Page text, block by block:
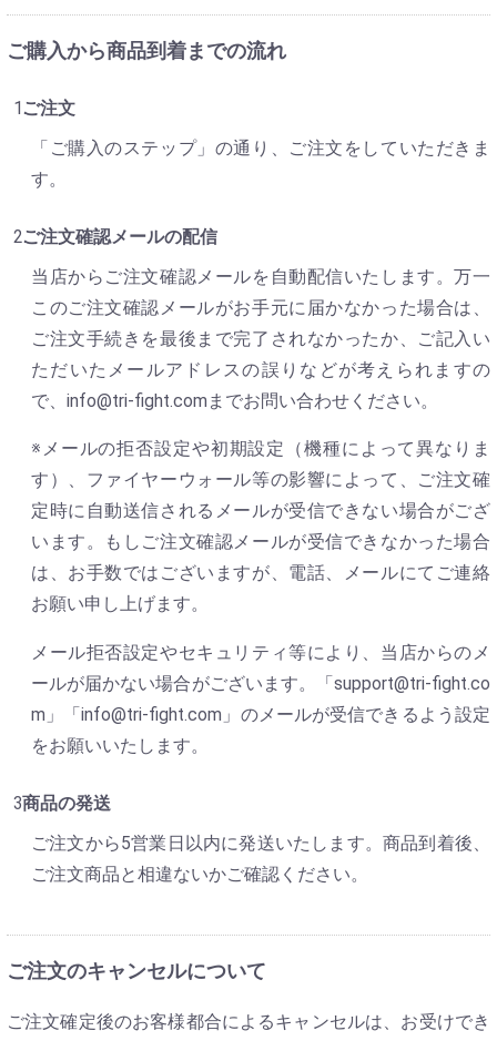
ご購入から商品到着までの流れ
ご注文
「ご購入のステップ」の通り、ご注文をしていただきま
す。
ご注文確認メールの配信
当店からご注文確認メールを自動配信いたします。万一
このご注文確認メールがお手元に届かなかった場合は、
ご注文手続きを最後まで完了されなかったか、ご記入い
ただいたメールアドレスの誤りなどが考えられますの
で、info@tri-fight.comまでお問い合わせください。
※メールの拒否設定や初期設定（機種によって異なりま
す）、ファイヤーウォール等の影響によって、ご注文確
定時に自動送信されるメールが受信できない場合がござ
います。もしご注文確認メールが受信できなかった場合
は、お手数ではございますが、電話、メールにてご連絡
お願い申し上げます。
メール拒否設定やセキュリティ等により、当店からのメ
ールが届かない場合がございます。「support@tri-fight.co
m」「info@tri-fight.com」のメールが受信できるよう設定
をお願いいたします。
商品の発送
ご注文から5営業日以内に発送いたします。商品到着後、
ご注文商品と相違ないかご確認ください。
ご注文のキャンセルについて
ご注文確定後のお客様都合によるキャンセルは、お受けでき